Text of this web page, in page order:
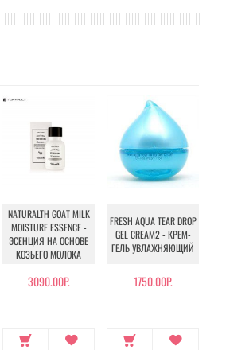
NATURALTH GOAT MILK
MOISTURE ESSENCE -
ЭСЕНЦИЯ НА ОСНОВЕ
КОЗЬЕГО МОЛОКА
3090.00Р.
FRESH AQUA TEAR DROP
GEL CREAM2 - КРЕМ-
ГЕЛЬ УВЛАЖНЯЮЩИЙ
1750.00Р.